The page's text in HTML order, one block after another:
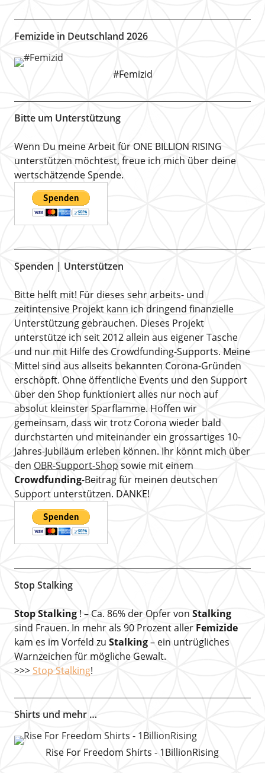
Femizide in Deutschland 2026
#Femizid
Bitte um Unterstützung
Wenn Du meine Arbeit für ONE BILLION RISING
unterstützen möchtest, freue ich mich über deine
wertschätzende Spende.
Spenden | Unterstützen
Bitte helft mit! Für dieses sehr arbeits- und
zeitintensive Projekt kann ich dringend finanzielle
Unterstützung gebrauchen. Dieses Projekt
unterstütze ich seit 2012 allein aus eigener Tasche
und nur mit Hilfe des Crowdfunding-Supports. Meine
Mittel sind aus allseits bekannten Corona-Gründen
erschöpft. Ohne öffentliche Events und den Support
über den Shop funktioniert alles nur noch auf
absolut kleinster Sparflamme. Hoffen wir
gemeinsam, dass wir trotz Corona wieder bald
durchstarten und miteinander ein grossartiges 10-
Jahres-Jubiläum erleben können. Ihr könnt mich über
den OBR-Support-Shop sowie mit einem
Crowdfunding-Beitrag für meinen deutschen
Support unterstützen. DANKE!
Stop Stalking
Stop Stalking! – Ca. 86% der Opfer von Stalking
sind Frauen. In mehr als 90 Prozent aller Femizide
kam es im Vorfeld zu Stalking– ein untrügliches
Warnzeichen für mögliche Gewalt.
>>> Stop Stalking!
Shirts und mehr …
Rise For Freedom Shirts - 1BillionRising